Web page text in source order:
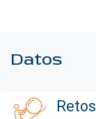
Datos
Retos